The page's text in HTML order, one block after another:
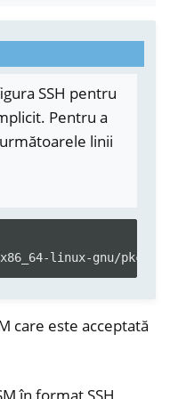
SSH pentru
Pentru a
linii
linux-gnu/
care este acceptată
în format SSH